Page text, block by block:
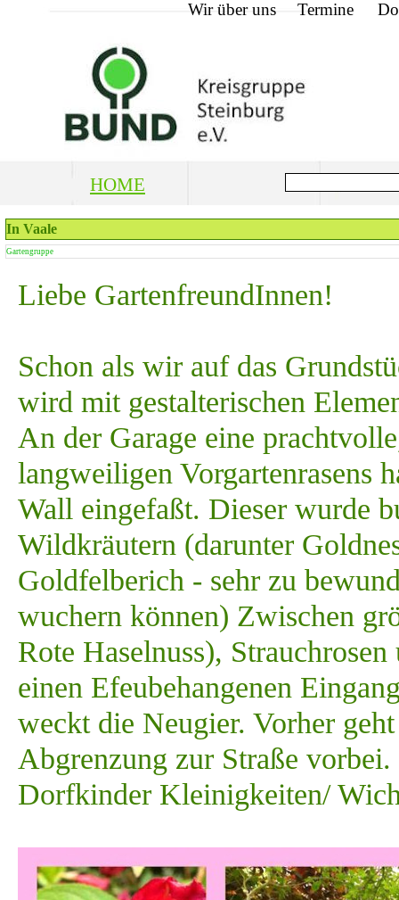
HOME
Termine
Wir über uns
In Vaale
Gartengruppe
Liebe GartenfreundInnen!
Schon als wir auf das
wird mit gestalterischen
An der Garage eine
langweiligen Vorgartenrasens
Wall eingefaßt. Dieser wurde
Wildkräutern (darunter
Goldfelberich - sehr zu
wuchern können) Zwischen
Rote Haselnuss),
einen Efeubehangenen
weckt die Neugier. Vorher
Abgrenzung zur Straße
Dorfkinder Kleinigkeiten/